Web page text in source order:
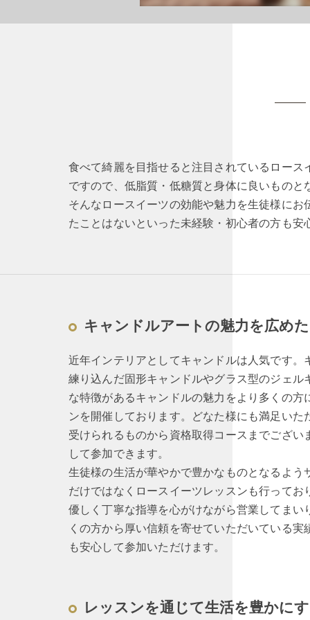
食べて綺麗を目指せると注目されているロー
ですので、低脂質・低糖質と身体に良いものと
そんなロースイーツの効能や魅力を生徒様に
たことはないといった未経験・初心者の方も安
キャンドルアートの魅力を広め
近年インテリアとしてキャンドルは人気です
練り込んだ固形キャンドルやグラス型のジェ
な特徴があるキャンドルの魅力をより多くの
ンを開催しております。どなた様にも満足い
受けられるものから資格取得コースまでござ
して参加できます。
生徒様の生活が華やかで豊かなものとなるよ
だけではなくロースイーツレッスンも行って
優しく丁寧な指導を心がけながら営業してま
くの方から厚い信頼を寄せていただいている
も安心して参加いただけます。
レッスンを通じて生活を豊かに